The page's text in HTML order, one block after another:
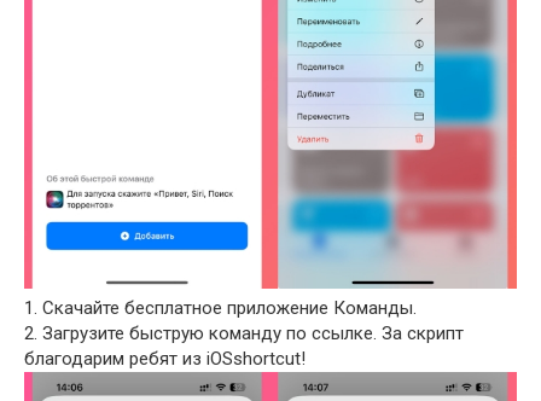
1. Скачайте бесплатное приложение Команды.
2. Загрузите быструю команду по ссылке. За скрипт
благодарим ребят из iOSshortcut!